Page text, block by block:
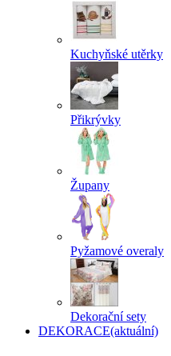
Kuchyňské utěrky
Přikrývky
Župany
Pyžamové overaly
Dekorační sety
DEKORACE(aktuální)